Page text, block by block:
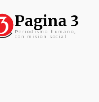
Pagina 3
Periodismo humano,
con mision social